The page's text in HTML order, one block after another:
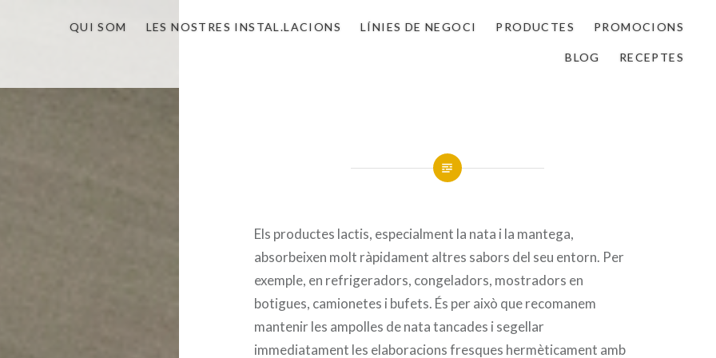
QUI SOM LES NOSTRES INSTAL.LACIONS LÍNIES DE NEGOCI PRODUCTES PROMOCIONS
BLOG RECEPTES
Els productes lactis, especialment la nata i la mantega,
absorbeixen molt ràpidament altres sabors del seu entorn. Per
exemple, en refrigeradors, congeladors, mostradors en
botigues, camionetes i bufets. És per això que recomanem
mantenir les ampolles de nata tancades i segellar
immediatament les elaboracions fresques hermèticament amb